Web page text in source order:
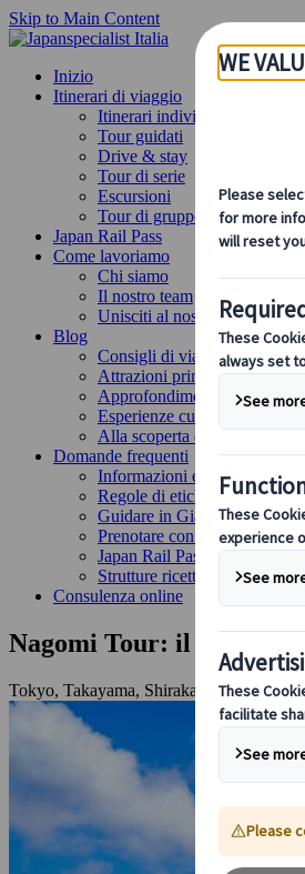
Skip to Main Content
Inizio
Itinerari di viaggio
Itinerari individuali
Tour guidati
Drive & stay
Tour di serie
Escursioni
Tour di gruppo su misura
Japan Rail Pass
Come lavoriamo
Chi siamo
Il nostro team
Unisciti al nostro team
Blog
Consigli di viaggio per ogni
Attrazioni principali
Approfondimenti culturali
Esperienze culinarie
Alla scoperta del Giappone
Domande frequenti
Informazioni essenziali
Regole di etichetta
Guidare in Giappone
Prenotare con noi
Japan Rail Pass
Strutture ricettive
Consulenza online
Nagomi Tour: il meglio
Tokyo, Takayama, Shirakawa-go,